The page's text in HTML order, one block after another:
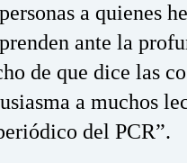
a quienes
ante la
de que dice las
a muchos
del PCR”.